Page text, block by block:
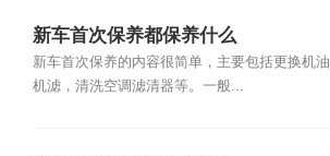
新车首次保养都保养什么
新车首次保养的内容很简单，主要包括更换机油
机滤，清洗空调滤清器等。一般...